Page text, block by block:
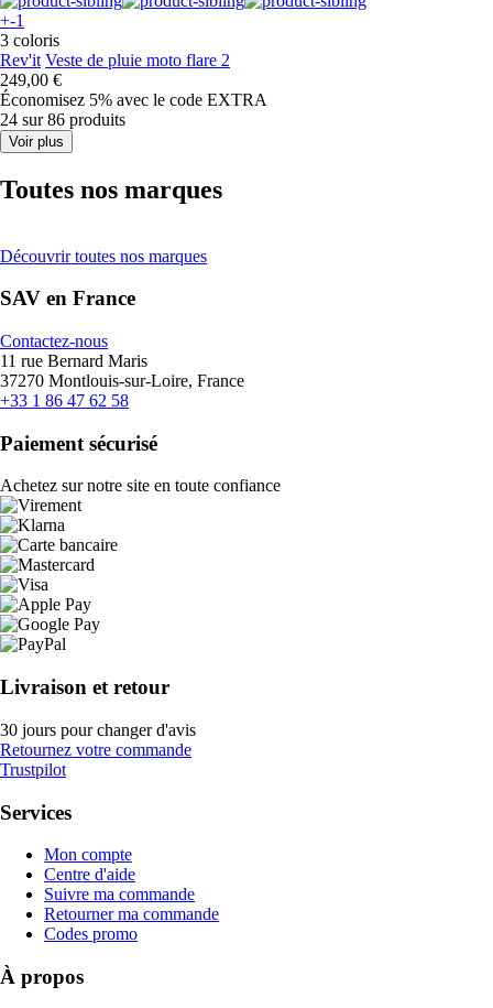
+-1
3 coloris
Rev'it Veste de pluie moto flare 2
249,00 €
Économisez 5% avec le code EXTRA
24 sur 86 produits
Voir plus
Toutes nos marques
Découvrir toutes nos marques
SAV en France
Contactez-nous
11 rue Bernard Maris
37270 Montlouis-sur-Loire, France
+33 1 86 47 62 58
Paiement sécurisé
Achetez sur notre site en toute confiance
Livraison et retour
30 jours pour changer d'avis
Retournez votre commande
Trustpilot
Services
Mon compte
Centre d'aide
Suivre ma commande
Retourner ma commande
Codes promo
À propos